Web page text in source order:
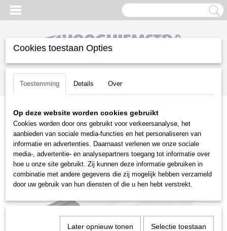
Inloggen Registreren
(0)
Home >Reiniging> Hogedrukreinigers >Toebehoren
toebehoren>Stihl waterfilter
Cookies toestaan Opties
Toestemming Details Over
Op deze website worden cookies gebruikt
Cookies worden door ons gebruikt voor verkeersanalyse, het
aanbieden van sociale media-functies en het personaliseren van
informatie en advertenties. Daarnaast verlenen we onze sociale
media-, advertentie- en analysepartners toegang tot informatie over
hoe u onze site gebruikt. Zij kunnen deze informatie gebruiken in
combinatie met andere gegevens die zij mogelijk hebben verzameld
door uw gebruik van hun diensten of die u hen hebt verstrekt.
Later opnieuw tonen Selectie toestaan